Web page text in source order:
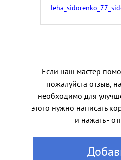
Если наш мастер
пожалуйста отзыв,
необходимо для
этого нужно написать
и нажать -